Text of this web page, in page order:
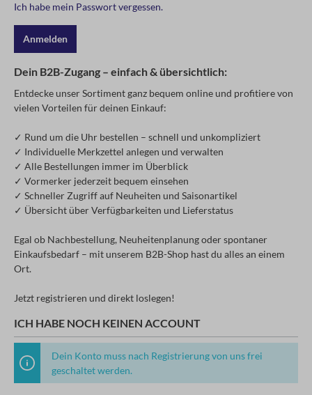
Ich habe mein Passwort vergessen.
Anmelden
Dein B2B-Zugang – einfach & übersichtlich:
Entdecke unser Sortiment ganz bequem online und profitiere von
vielen Vorteilen für deinen Einkauf:
✓ Rund um die Uhr bestellen – schnell und unkompliziert
✓ Individuelle Merkzettel anlegen und verwalten
✓ Alle Bestellungen immer im Überblick
✓ Vormerker jederzeit bequem einsehen
✓ Schneller Zugriff auf Neuheiten und Saisonartikel
✓ Übersicht über Verfügbarkeiten und Lieferstatus
Egal ob Nachbestellung, Neuheitenplanung oder spontaner
Einkaufsbedarf – mit unserem B2B-Shop hast du alles an einem
Ort.
Jetzt registrieren und direkt loslegen!
ICH HABE NOCH KEINEN ACCOUNT
Dein Konto muss nach Registrierung von uns frei
geschaltet werden.